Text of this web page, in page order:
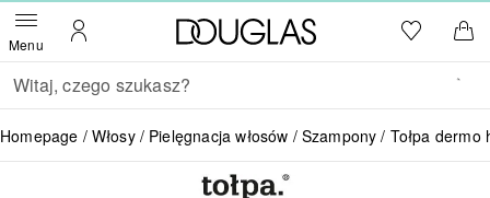
MenuOtwórz menuMoje konto
Strona główna Douglas
Do listyDo
Wracać
Wykonaj wyszukiwanie
Homepage Włosy Pielęgnacja włosów Szampony Tołpa